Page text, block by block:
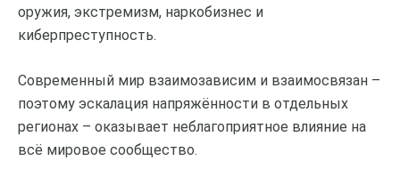
оружия, экстремизм, наркобизнес и
киберпреступность.
Современный мир взаимозависим и взаимосвязан –
поэтому эскалация напряжённости в отдельных
регионах – оказывает неблагоприятное влияние на
всё мировое сообщество.